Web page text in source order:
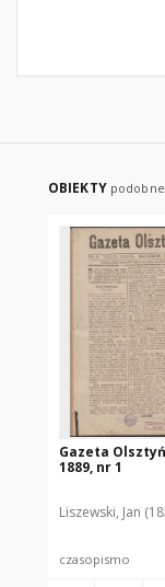
OBIEKTY podobne
Gazeta
1889, nr 1
Liszewski, Jan
czasopismo